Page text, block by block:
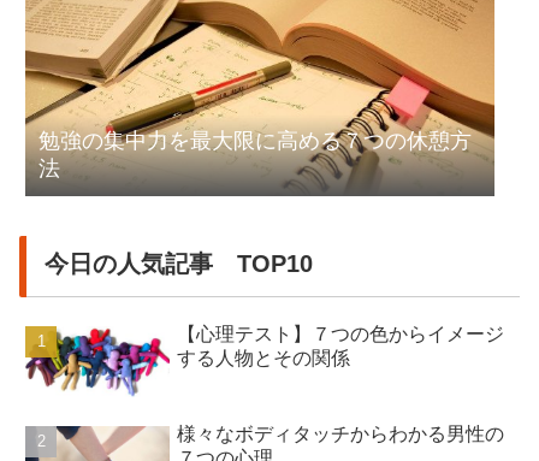
勉強の集中力を最大限に高める７つの休憩方
法
今日の人気記事 TOP10
【心理テスト】７つの色からイメージ
する人物とその関係
様々なボディタッチからわかる男性の